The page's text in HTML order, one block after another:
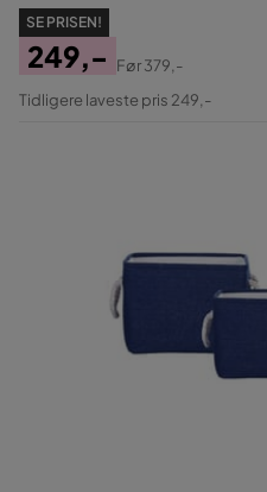
SE PRISEN!
Pris
249,-
Original
Før379,-
Tidligere laveste pris 249,-